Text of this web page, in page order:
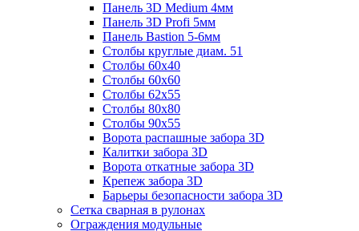
Панель 3D Medium 4мм
Панель 3D Profi 5мм
Панель Bastion 5-6мм
Столбы круглые диам. 51
Столбы 60х40
Столбы 60х60
Столбы 62х55
Столбы 80х80
Столбы 90х55
Ворота распашные забора 3D
Калитки забора 3D
Ворота откатные забора 3D
Крепеж забора 3D
Барьеры безопасности забора 3D
Сетка сварная в рулонах
Ограждения модульные